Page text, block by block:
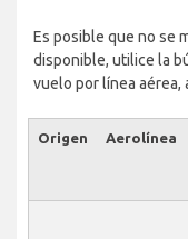
Es posible que no se
disponible, utilice la
vuelo por línea aérea,
Origen Aerolínea